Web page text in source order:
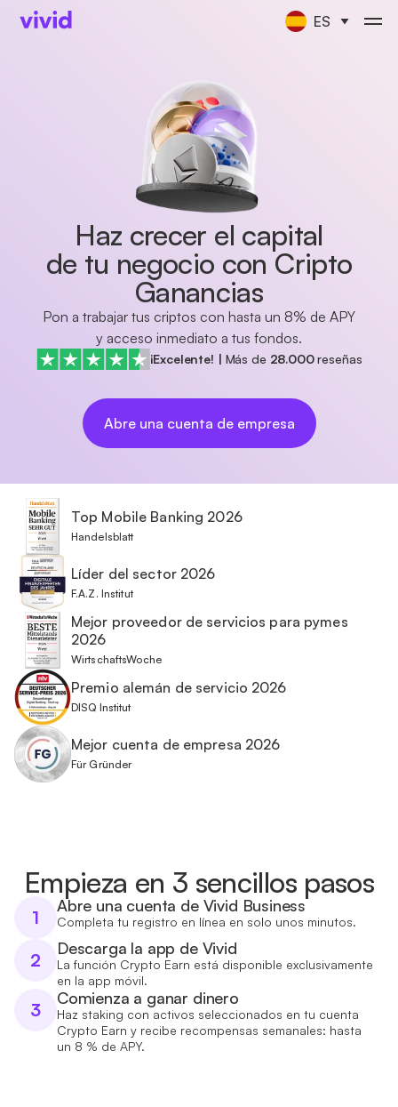
ES
Haz crecer el capital
de tu negocio con Cripto
Ganancias
Pon a trabajar tus criptos con hasta un 8% de APY
y acceso inmediato a tus fondos.
¡Excelente! | Más de 28.000reseñas
Abre una cuenta de empresa
Top Mobile Banking 2026
Handelsblatt
Líder del sector 2026
F.A.Z. Institut
Mejor proveedor de servicios para pymes
2026
WirtschaftsWoche
Premio alemán de servicio 2026
DISQ Institut
Mejor cuenta de empresa 2026
Für Gründer
Empieza en 3 sencillos pasos
1
Abre una cuenta de Vivid Business
Completa tu registro en línea en solo unos minutos.
2
Descarga la app de Vivid
La función Crypto Earn está disponible exclusivamente
en la app móvil.
3
Comienza a ganar dinero
Haz staking con activos seleccionados en tu cuenta
Crypto Earn y recibe recompensas semanales: hasta
un 8 % de APY.